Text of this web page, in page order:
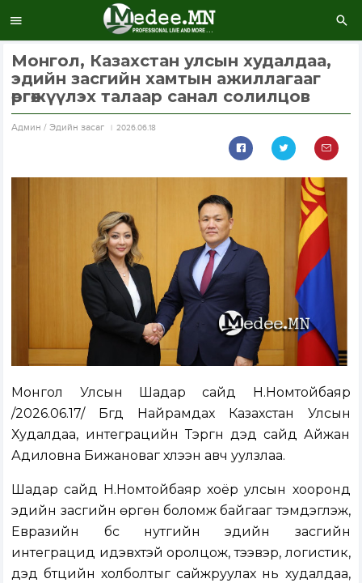
Монгол, Казахстан улсын худалдаа,
эдийн засгийн хамтын ажиллагааг
өргөжүүлэх талаар санал солилцов
Aдмин / Эдийн засаг 2026.06.18
Монгол Улсын Шадар сайд Н.Номтойбаяр
/2026.06.17/ Бүгд Найрамдах Казахстан Улсын
Худалдаа, интеграцийн Тэргүүн дэд сайд Айжан
Адиловна Бижановаг хүлээн авч уулзлаа.
Шадар сайд Н.Номтойбаяр хоёр улсын хооронд
эдийн засгийн өргөн боломж байгааг тэмдэглэж,
Евразийн бүс нутгийн эдийн засгийн
интеграцид идэвхтэй оролцож, тээвэр, логистик,
дэд бүтцийн холболтыг сайжруулах нь худалдаа,